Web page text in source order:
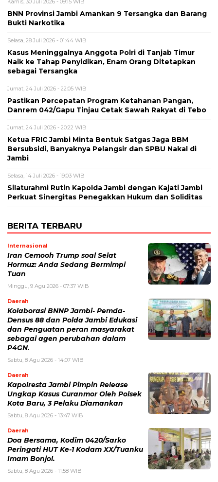
Kamis, 30 Juli 2026 - 09:15 WIB
BNN Provinsi Jambi Amankan 9 Tersangka dan Barang
Bukti Narkotika
Selasa, 28 Juli 2026 - 01:44 WIB
Kasus Meninggalnya Anggota Polri di Tanjab Timur
Naik ke Tahap Penyidikan, Enam Orang Ditetapkan
sebagai Tersangka
Jumat, 24 Juli 2026 - 22:05 WIB
Pastikan Percepatan Program Ketahanan Pangan,
Danrem 042/Gapu Tinjau Cetak Sawah Rakyat di Tebo
Jumat, 24 Juli 2026 - 20:22 WIB
Ketua FRIC Jambi Minta Bentuk Satgas Jaga BBM
Bersubsidi, Banyaknya Pelangsir dan SPBU Nakal di
Jambi
Selasa, 14 Juli 2026 - 19:03 WIB
Silaturahmi Rutin Kapolda Jambi dengan Kajati Jambi
Perkuat Sinergitas Penegakkan Hukum dan Soliditas
BERITA TERBARU
Internasional
Iran Cemooh Trump soal Selat
Hormuz: Anda Sedang Bermimpi
Tuan
Minggu, 9 Agu 2026 - 07:37 WIB
Daerah
Kolaborasi BNNP Jambi- Pemda-
Densus 88 dan Polda Jambi Edukasi
dan Penguatan peran masyarakat
sebagai agen perubahan dalam
P4GN.
Sabtu, 8 Agu 2026 - 14:07 WIB
Daerah
Kapolresta Jambi Pimpin Release
Ungkap Kasus Curanmor Oleh Polsek
Kota Baru, 3 Pelaku Diamankan
Sabtu, 8 Agu 2026 - 13:47 WIB
Daerah
Doa Bersama, Kodim 0420/Sarko
Peringati HUT Ke-1 Kodam XX/Tuanku
Imam Bonjol.
Sabtu, 8 Agu 2026 - 11:58 WIB